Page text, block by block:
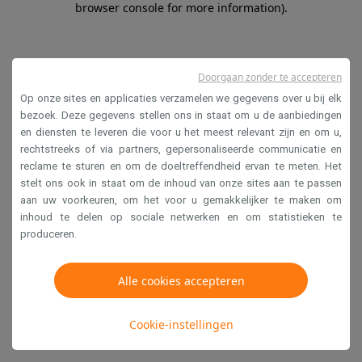
browser console for more information).
Op onze sites en applicaties verzamelen we gegevens over u bij elk
bezoek. Deze gegevens stellen ons in staat om u de aanbiedingen
en diensten te leveren die voor u het meest relevant zijn en om u,
rechtstreeks of via partners, gepersonaliseerde communicatie en
reclame te sturen en om de doeltreffendheid ervan te meten. Het
stelt ons ook in staat om de inhoud van onze sites aan te passen
aan uw voorkeuren, om het voor u gemakkelijker te maken om
inhoud te delen op sociale netwerken en om statistieken te
produceren.
Alle cookies accepteren
Cookie-instellingen
Doorgaan zonder te accepteren